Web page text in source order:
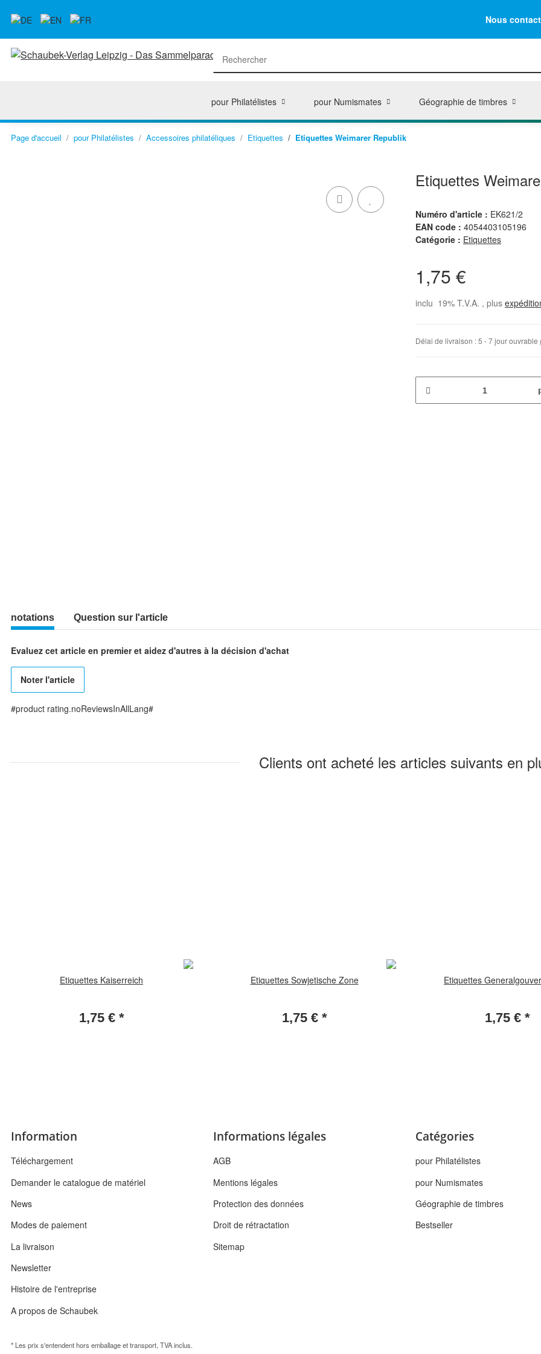
Nous
pour Philatélistes pour Numismates Géographie de timbres
Page d'accueil pour Philatélistes Accessoires philatéliques Etiquettes Etiquettes Weimarer Republik
Etiquettes
Numéro d'article : EK621/2
EAN code : 4054403105196
Catégorie : Etiquettes
1,75 €
inclu 19% T.V.A. , plus
Délai de livraison :5 - 7 jour ouvrable
notations Question sur l'article
Evaluez cet article en premier et aidez d'autres à la décision d'achat
Noter l'article
#product rating.noReviewsInAllLang#
Clients ont acheté les articles suivants en
Etiquettes Kaiserreich
1,75 € *
Etiquettes Sowjetische Zone
1,75 € *
Etiquettes
1,75 € *
Information
Téléchargement
Demander le catalogue de matériel
News
Modes de paiement
La livraison
Newsletter
Histoire de l'entreprise
A propos de Schaubek
Informations légales
AGB
Mentions légales
Protection des données
Droit de rétractation
Sitemap
Catégories
pour Philatélistes
pour Numismates
Géographie de timbres
Bestseller
* Les prix s'entendent hors emballage et transport, TVA inclus.